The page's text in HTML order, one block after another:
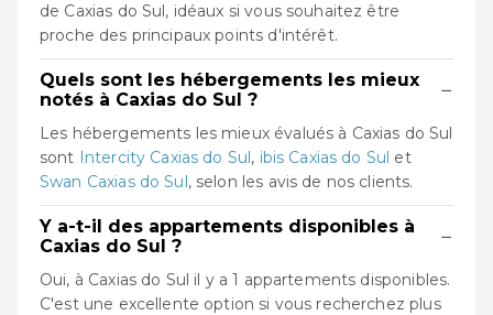
de Caxias do Sul, idéaux si vous souhaitez être
proche des principaux points d'intérêt.
Quels sont les hébergements les mieux
notés à Caxias do Sul ?
−
Les hébergements les mieux évalués à Caxias do Sul
sont Intercity Caxias do Sul, ibis Caxias do Sul et
Swan Caxias do Sul, selon les avis de nos clients.
Y a-t-il des appartements disponibles à
Caxias do Sul ?
−
Oui, à Caxias do Sul il y a 1 appartements disponibles.
C'est une excellente option si vous recherchez plus